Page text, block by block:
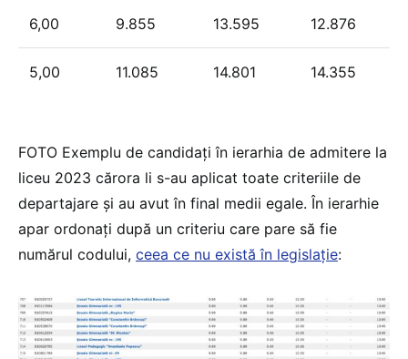
6,00 9.855 13.595 12.876
5,00 11.085 14.801 14.355
FOTO Exemplu de candidați în ierarhia de admitere la
liceu 2023 cărora li s-au aplicat toate criteriile de
departajare și au avut în final medii egale. În ierarhie
apar ordonați după un criteriu care pare să fie
numărul codului, ceea ce nu există în legislație: